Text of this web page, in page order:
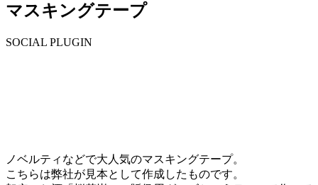
マスキングテープ
SOCIAL PLUGIN
ノベルティなどで大人気のマスキングテープ。
こちらは弊社が見本として作成したものです。